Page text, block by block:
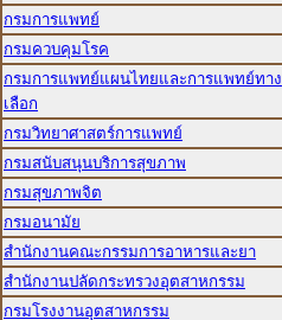
กรมการแพทย์
กรมควบคุมโรค
กรมการแพทย์แผนไทยและการแพทย์ทาง
เลือก
กรมวิทยาศาสตร์การแพทย์
กรมสนับสนุนบริการสุขภาพ
กรมสุขภาพจิต
กรมอนามัย
สำนักงานคณะกรรมการอาหารและยา
สำนักงานปลัดกระทรวงอุตสาหกรรม
กรมโรงงานอุตสาหกรรม